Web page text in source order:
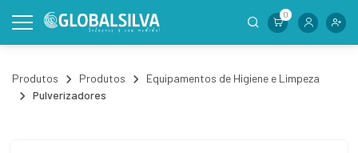
0
Produtos Produtos
Equipamentos de Higiene e Limpeza
Pulverizadores